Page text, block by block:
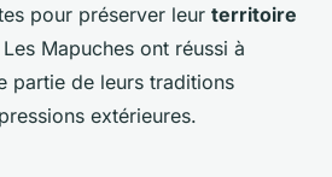
pour préserver leur territoire
Mapuches ont réussi à
partie de leurs traditions
extérieures.